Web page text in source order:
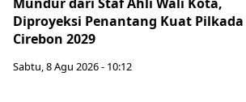
Diproyeksi Penantang Kuat Pilkada
Cirebon 2029
Sabtu, 8 Agu 2026 - 10:12